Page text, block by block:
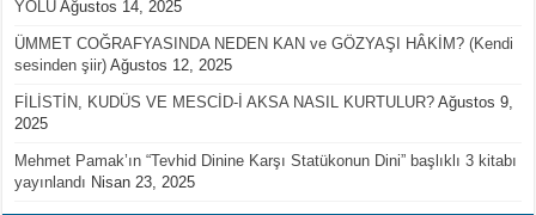
YOLU Ağustos 14, 2025
ÜMMET COĞRAFYASINDA NEDEN KAN ve GÖZYAŞI HÂKİM? (Kendi
sesinden şiir) Ağustos 12, 2025
FİLİSTİN, KUDÜS VE MESCİD-İ AKSA NASIL KURTULUR? Ağustos 9,
2025
Mehmet Pamak’ın “Tevhid Dinine Karşı Statükonun Dini” başlıklı 3 kitabı
yayınlandı Nisan 23, 2025